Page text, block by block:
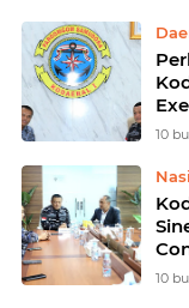
10
10